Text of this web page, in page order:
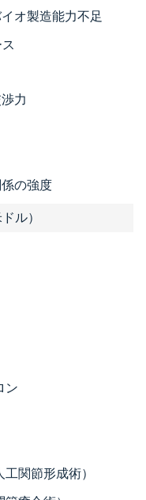
オ製造能力不足
力
の強度
ル）
ン
関節形成術）